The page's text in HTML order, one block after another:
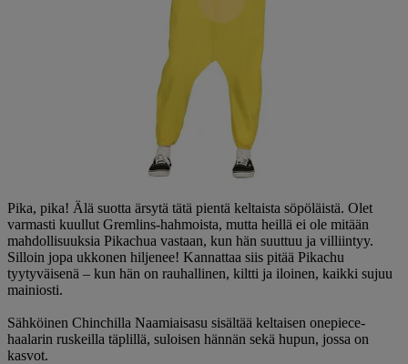
Pika, pika! Älä suotta ärsytä tätä pientä keltaista söpöläistä. Olet
varmasti kuullut Gremlins-hahmoista, mutta heillä ei ole mitään
mahdollisuuksia Pikachua vastaan, kun hän suuttuu ja villiintyy.
Silloin jopa ukkonen hiljenee! Kannattaa siis pitää Pikachu
tyytyväisenä – kun hän on rauhallinen, kiltti ja iloinen, kaikki sujuu
mainiosti.
Sähköinen Chinchilla Naamiaisasu sisältää keltaisen onepiece-
haalarin ruskeilla täplillä, suloisen hännän sekä hupun, jossa on
kasvot.